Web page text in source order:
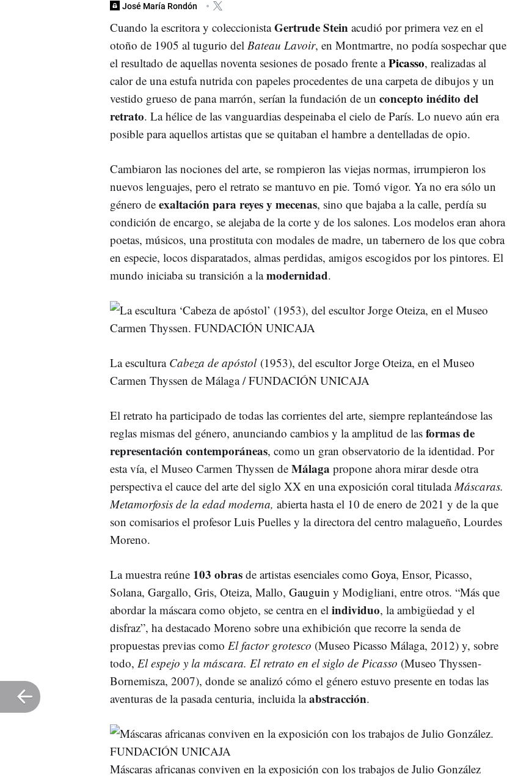
José María Rondón
Cuando la escritora y coleccionistaGertrude Stein acudió por primera vez en el
otoño de 1905 al tugurio del Bateau Lavoir, en Montmartre, no podía sospechar que
el resultado de aquellas noventa sesiones de posado frente aPicasso, realizadas al
calor de una estufa nutrida con papeles procedentes de una carpeta de dibujos y un
vestido grueso de pana marrón, serían la fundación de un concepto inédito del
retrato. La hélice de las vanguardias despeinaba el cielo de París. Lo nuevo aún era
posible para aquellos artistas que se quitaban el hambre a dentelladas de opio.
Cambiaron las nociones del arte, se rompieron las viejas normas, irrumpieron los
nuevos lenguajes, pero el retrato se mantuvo en pie. Tomó vigor. Ya no era sólo un
género de exaltación para reyes y mecenas, sino que bajaba a la calle, perdía su
condición de encargo, se alejaba de la corte y de los salones. Los modelos eran ahora
poetas, músicos, una prostituta con modales de madre, un tabernero de los que cobra
en especie, locos disparatados, almas perdidas, amigos escogidos por los pintores. El
mundo iniciaba su transición a lamodernidad.
La escultura Cabeza de apóstol(1953), del escultor Jorge Oteiza, en el Museo
Carmen Thyssen de Málaga / FUNDACIÓN UNICAJA
El retrato ha participado de todas las corrientes del arte, siempre replanteándose las
reglas mismas del género, anunciando cambios y la amplitud de las formas de
representación contemporáneas, como un gran observatorio de la identidad. Por
esta vía, el Museo Carmen Thyssen de Málaga propone ahora mirar desde otra
perspectiva el cauce del arte del siglo XX en una exposición coral titulada Máscaras.
Metamorfosis de la edad moderna, abierta hasta el 10 de enero de 2021 y de la que
son comisarios el profesor Luis Puelles y la directora del centro malagueño, Lourdes
Moreno.
La muestra reúne 103 obras de artistas esenciales como Goya, Ensor, Picasso,
Solana, Gargallo, Gris, Oteiza, Mallo, Gauguin y Modigliani, entre otros. “Más que
abordar la máscara como objeto, se centra en el individuo, la ambigüedad y el
disfraz”, ha destacado Moreno sobre una exhibición que recorre la senda de
propuestas previas como El factor grotesco (Museo Picasso Málaga, 2012) y, sobre
todo, El espejo y la máscara. El retrato en el siglo de Picasso (Museo Thyssen-
Bornemisza, 2007), donde se analizó cómo el género estuvo presente en todas las
aventuras de la pasada centuria, incluida laabstracción.
Máscaras africanas conviven en la exposición con los trabajos de Julio González